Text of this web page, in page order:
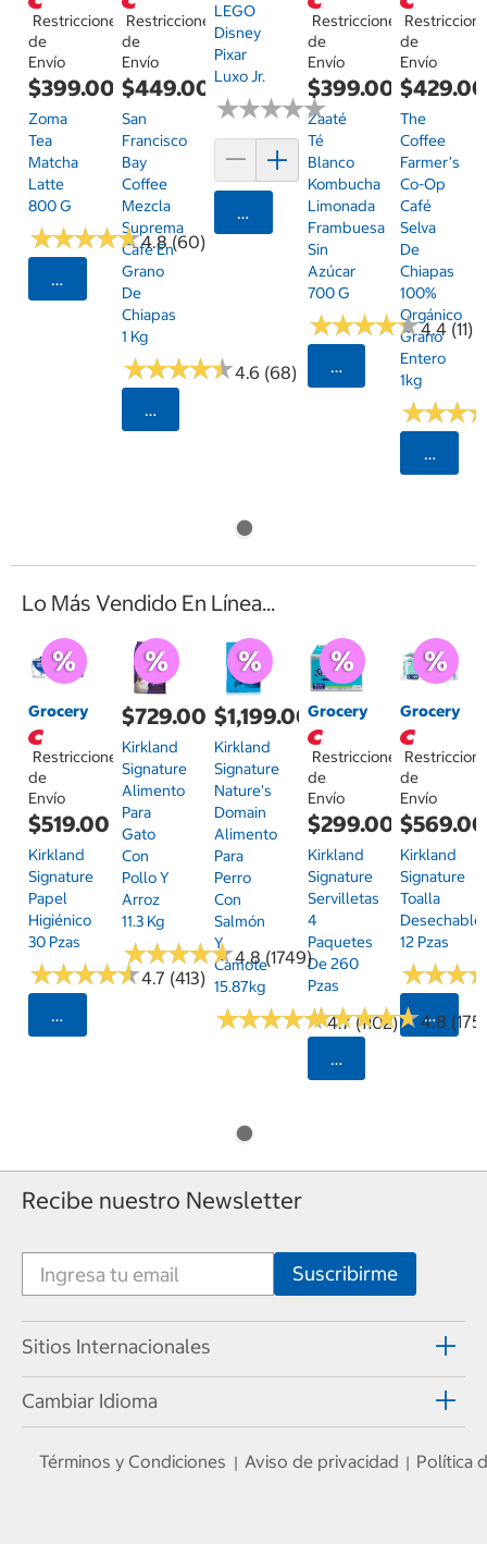
Restricciones
de
Envío
$399.00
Zoma
Tea
Matcha
Latte
800 G
★★★★★
★★★★★4.8 (60)
Seleccionar Código Postal
Restricciones
de
Envío
$449.00
San
Francisco
Bay
Coffee
Mezcla
Suprema
Café En
Grano
De
Chiapas
1 Kg
★★★★★
★★★★★4.6 (68)
Seleccionar Código Postal
LEGO
Disney
Pixar
Luxo Jr.
★★★★★
★★★★★
Agregar
Restricciones
de
Envío
$399.00
Zaaté
Té
Blanco
Kombucha
Limonada
Frambuesa
Sin
Azúcar
700 G
★★★★★
★★★★★4.4 (11)
Seleccionar
de
Envío
$429.00
The
Coffee
Farmer’s
Co-Op
Café
Selva
De
Chiapas
100%
Orgánico
Grano
Entero
1kg
★★★
★★★
Lo Más Vendido En Línea...
Grocery
Restricciones
de
Envío
$519.00
Kirkland
Signature
Papel
Higiénico
30 Pzas
★★★★★
★★★★★4.7 (413)
Seleccionar Código Postal
$729.00
Kirkland
Signature
Alimento
Para
Gato
Con
Pollo Y
Arroz
11.3 Kg
★★★★★
★★★★★4.8 (1749)
$1,199.00
Kirkland
Signature
Nature's
Domain
Alimento
Para
Perro
Con
Salmón
Y
Camote
15.87kg
★★★★★
★★★★★4.7 (1102)
Grocery
Restricciones
de
Envío
$299.00
Kirkland
Signature
Servilletas
4
Paquetes
De 260
Pzas
★★★★★
★★★★★4.8 (175)
Seleccionar
Grocery
de
Envío
$569.00
Kirkland
Signature
Toalla
Desechable
12 Pzas
★★★
★★★
Recibe nuestro Newsletter
Sitios Internacionales
Cambiar Idioma
Términos y Condiciones | Aviso de privacidad | Política